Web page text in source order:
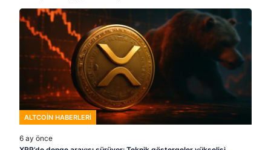
ALTCOIN HABERLERI
6 ay önce